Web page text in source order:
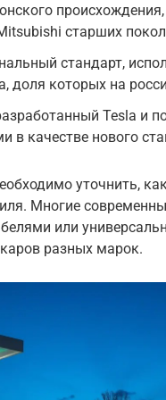
старших
стандарт,
доля которых на
Tesla и
в качестве нового
уточнить,
Многие
или
разных марок.